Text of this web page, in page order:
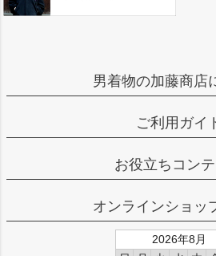
男着物の加藤商店
ご利用ガイ
お役立ちコン
オンラインショッ
2026年8月